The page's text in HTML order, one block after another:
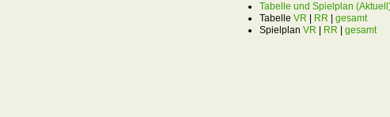
Tabelle und Spielplan
Tabelle VR RR
gesamt
Spielplan VR RR gesamt